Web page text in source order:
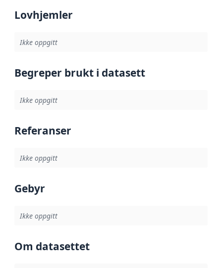
Lovhjemler
Ikke oppgitt
Begreper brukt i datasett
Ikke oppgitt
Referanser
Ikke oppgitt
Gebyr
Ikke oppgitt
Om datasettet